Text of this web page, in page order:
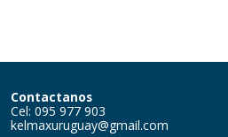
Contactanos
Cel: 095 977 903
kelmaxuruguay@gmail.com